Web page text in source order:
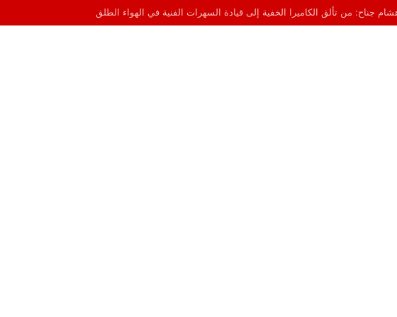
2026: هل أصبحت الأحزاب السياسية مجرد محطات لـ “الترحال الانتخابي”؟